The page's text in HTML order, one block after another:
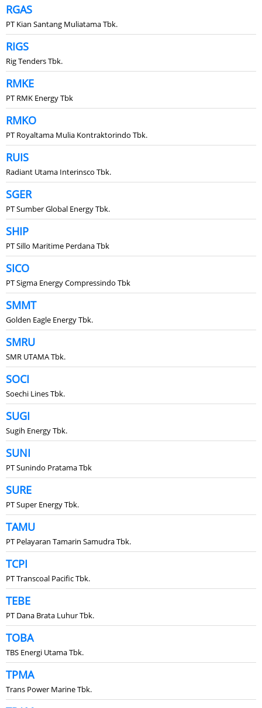
RGAS
PT Kian Santang Muliatama Tbk.
RIGS
Rig Tenders Tbk.
RMKE
PT RMK Energy Tbk
RMKO
PT Royaltama Mulia Kontraktorindo Tbk.
RUIS
Radiant Utama Interinsco Tbk.
SGER
PT Sumber Global Energy Tbk.
SHIP
PT Sillo Maritime Perdana Tbk
SICO
PT Sigma Energy Compressindo Tbk
SMMT
Golden Eagle Energy Tbk.
SMRU
SMR UTAMA Tbk.
SOCI
Soechi Lines Tbk.
SUGI
Sugih Energy Tbk.
SUNI
PT Sunindo Pratama Tbk
SURE
PT Super Energy Tbk.
TAMU
PT Pelayaran Tamarin Samudra Tbk.
TCPI
PT Transcoal Pacific Tbk.
TEBE
PT Dana Brata Luhur Tbk.
TOBA
TBS Energi Utama Tbk.
TPMA
Trans Power Marine Tbk.